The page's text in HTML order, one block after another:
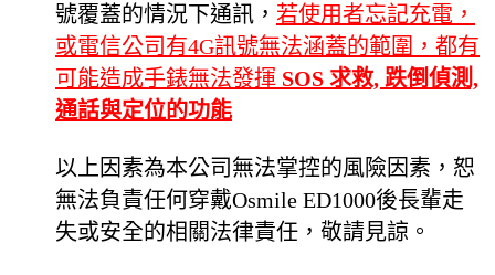
號覆蓋的情況下通訊， 若使用者忘記充電，
或電信公司有4G訊號無法涵蓋的範圍，都有
可能造成手錶無法發揮 SOS 求救, 跌倒偵測,
通話與定位的功能
以上因素為本公司無法掌控的風險因素，恕
無法負責任何穿戴Osmile ED1000後長輩走
失或安全的相關法律責任，敬請見諒。